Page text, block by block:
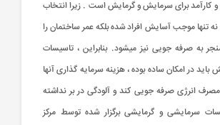
کارآمد برای سرمایش و گرمایش است . زیرا انتخاب
تنها موجب آسایش افراد شده بلکه عمر ساختمان را
به صرفه جویی نیز میشود. بنابراین ، تاسیسات
در امکان ساده بوده ، هزینه سرمایه گذاری آنها
انرژی صرفه جویی کند و آلودگی در بر نداشته
سرمایشی و گرمایشی برگزار شده توسط مرکز